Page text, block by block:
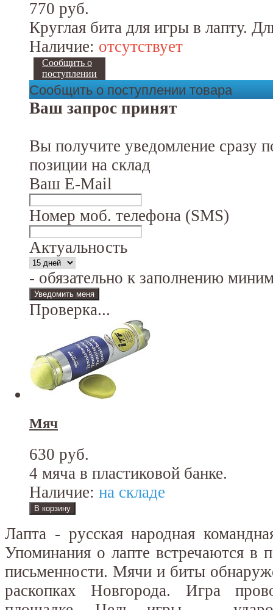
770 руб.
Круглая бита для игры в лапту.
Наличие: отсутствует
Сообщить о
поступлении
Сообщить о поступлении товара
Ваш запрос принят
Вы получите уведомление сразу
позиции на склад
Ваш E-Mail
Номер моб. телефона (SMS)
Актуальность
- обязательно к заполнению
Проверка...
Мяч
630 руб.
4 мяча в пластиковой банке.
Наличие: на складе
Лапта - русская народная
Упоминания о лапте встречаются в
письменности. Мячи и биты
раскопках Новгорода. Игра